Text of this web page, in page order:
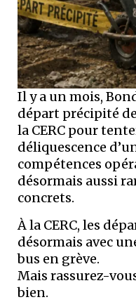
Il y a un mois,
départ précipité
la CERC pour
déliquescence
compétences
désormais aussi
concrets.
À la CERC, les
désormais avec
bus en grève.
Mais rassurez-
bien.